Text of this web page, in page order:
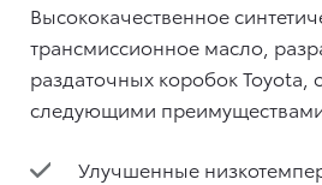
Высококачественное
трансмиссионное масло,
раздаточных коробок
следующими
Улучшенные